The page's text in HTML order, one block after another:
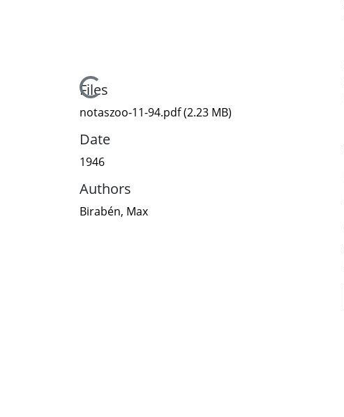
Loading...
Files
notaszoo-11-94.pdf(2.23 MB)
Date
1946
Authors
Birabén, Max